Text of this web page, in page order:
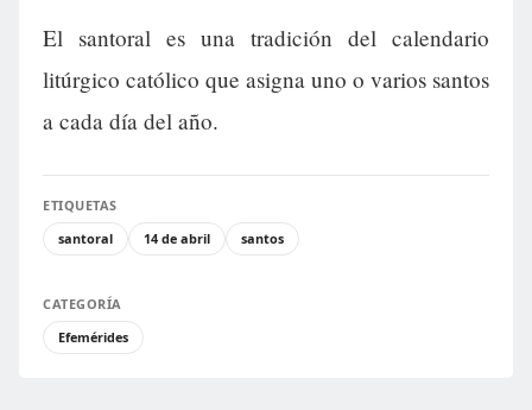
El santoral es una tradición del calendario
litúrgico católico que asigna uno o varios santos
a cada día del año.
ETIQUETAS
santoral
14 de abril santos
CATEGORÍA
Efemérides